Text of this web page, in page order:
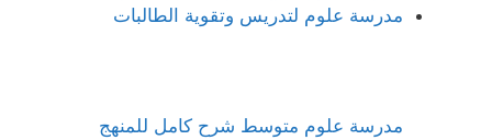
مدرسة علوم لتدريس وتقوية الطالبات
مدرسة علوم متوسط شرح كامل للمنهج